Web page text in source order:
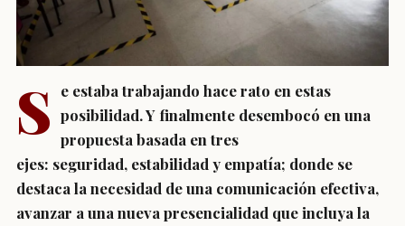
S e estaba trabajando hace rato en estas
posibilidad. Y finalmente desembocó en una
propuesta basada en tres
ejes: seguridad, estabilidad y empatía; donde se
destaca la necesidad de una comunicación efectiva,
avanzar a una nueva presencialidad que incluya la